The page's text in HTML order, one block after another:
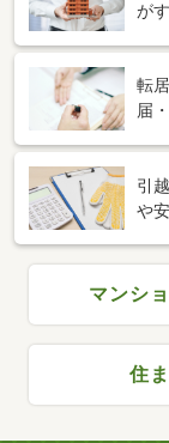
が
転
届
引
や
マンシ
住